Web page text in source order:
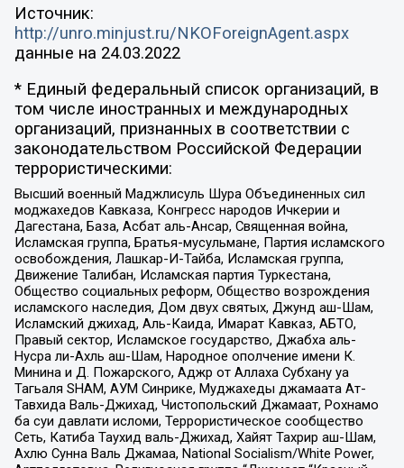
Источник:
http://unro.minjust.ru/NKOForeignAgent.aspx
данные на 24.03.2022
* Единый федеральный список организаций, в
том числе иностранных и международных
организаций, признанных в соответствии с
законодательством Российской Федерации
террористическими:
Высший военный Маджлисуль Шура Объединенных сил
моджахедов Кавказа, Конгресс народов Ичкерии и
Дагестана, База, Асбат аль-Ансар, Священная война,
Исламская группа, Братья-мусульмане, Партия исламского
освобождения, Лашкар-И-Тайба, Исламская группа,
Движение Талибан, Исламская партия Туркестана,
Общество социальных реформ, Общество возрождения
исламского наследия, Дом двух святых, Джунд аш-Шам,
Исламский джихад, Аль-Каида, Имарат Кавказ, АБТО,
Правый сектор, Исламское государство, Джабха аль-
Нусра ли-Ахль аш-Шам, Народное ополчение имени К.
Минина и Д. Пожарского, Аджр от Аллаха Субхану уа
Тагьаля SHAM, АУМ Синрике, Муджахеды джамаата Ат-
Тавхида Валь-Джихад, Чистопольский Джамаат, Рохнамо
ба суи давлати исломи, Террористическое сообщество
Сеть, Катиба Таухид валь-Джихад, Хайят Тахрир аш-Шам,
Ахлю Сунна Валь Джамаа, National Socialism/White Power,